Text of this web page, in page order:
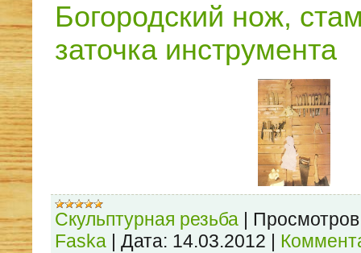
Богородский нож,
заточка инструмента
Скульптурная резьба |
Faska | Дата: 14.03.2012 |